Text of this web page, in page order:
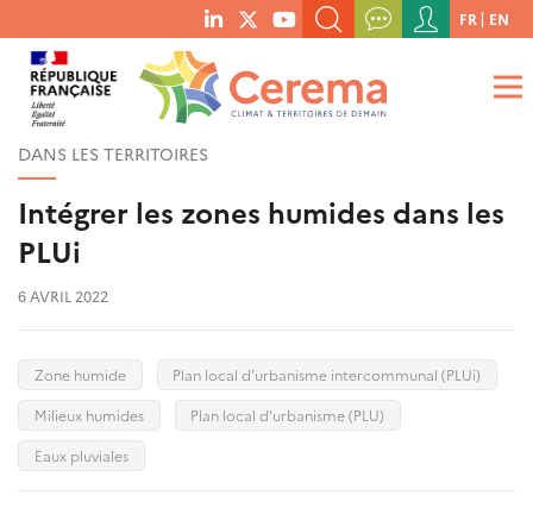
menu
social
links
RECHERCHER UN MOT-CLÉ, UNE PUBLICATION, ETC.
QUE RECHERCHEZ-VOUS ?
Menu
du
compte
de
FR EN
DANS LES TERRITOIRES
Intégrer les zones humides dans les
PLUi
6 AVRIL 2022
Zone humide
Plan local d'urbanisme intercommunal (PLUi)
Milieux humides
Plan local d'urbanisme (PLU)
Eaux pluviales